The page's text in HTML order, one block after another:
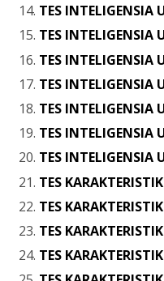
TES
TES
TES
TES
TES
TES
TES
TES
TES
TES
TES